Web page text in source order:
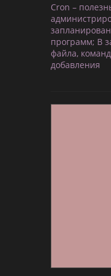
Cron –
программ; В
файла,
добавления